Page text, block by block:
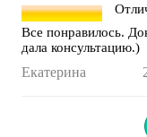
Все понравилось.
дала консультацию.)
Екатерина